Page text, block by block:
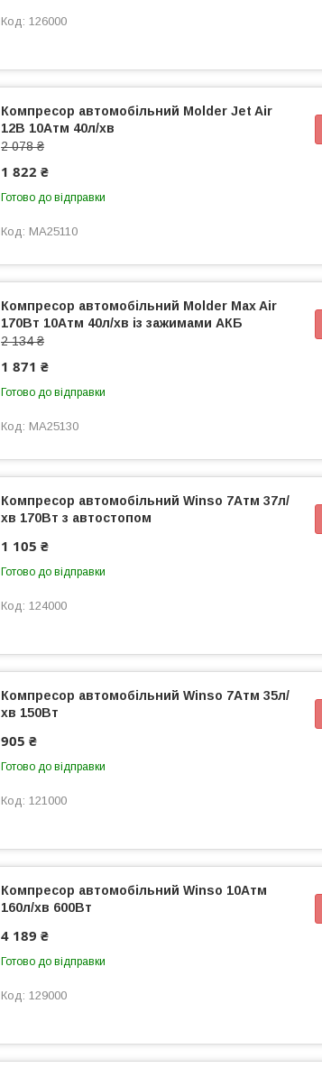
126000
Компресор автомобільний Molder Jet Air
12В 10Атм 40л/хв
2 078 ₴
1 822 ₴
Готово до відправки
MA25110
Компресор автомобільний Molder Max Air
170Вт 10Атм 40л/хв із зажимами АКБ
2 134 ₴
1 871 ₴
Готово до відправки
MA25130
Компресор автомобільний Winso 7Атм 37л/
хв 170Вт з автостопом
1 105 ₴
Готово до відправки
124000
Компресор автомобільний Winso 7Атм 35л/
хв 150Вт
905 ₴
Готово до відправки
121000
Компресор автомобільний Winso 10Атм
160л/хв 600Вт
4 189 ₴
Готово до відправки
129000